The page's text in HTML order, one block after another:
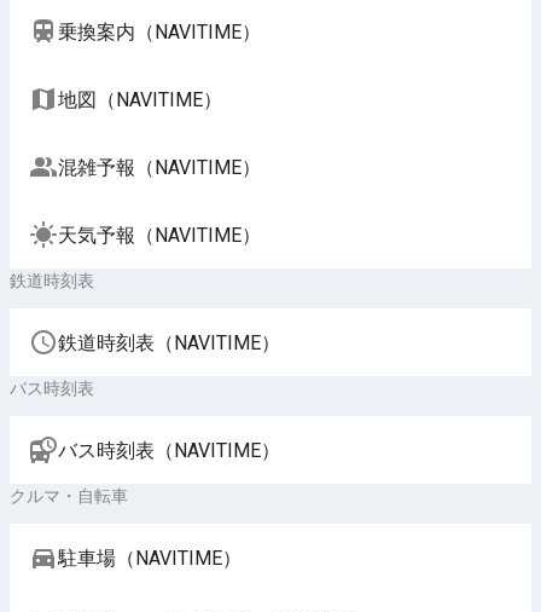
乗換案内（NAVITIME）
地図（NAVITIME）
混雑予報（NAVITIME）
天気予報（NAVITIME）
鉄道時刻表
鉄道時刻表（NAVITIME）
バス時刻表
バス時刻表（NAVITIME）
クルマ・自転車
駐車場（NAVITIME）